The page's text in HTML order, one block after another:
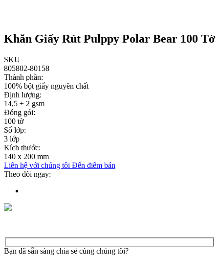
Khăn Giấy Rút Pulppy Polar Bear 100 Tờ
SKU
805802-80158
Thành phần:
100% bột giấy nguyên chất
Định lượng:
14,5 ± 2 gsm
Đóng gói:
100 tờ
Số lớp:
3 lớp
Kích thước:
140 x 200 mm
Liên hệ với chúng tôi Đến điểm bán
Theo dõi ngay:
Bạn đã sẵn sàng chia sẻ cùng chúng tôi?